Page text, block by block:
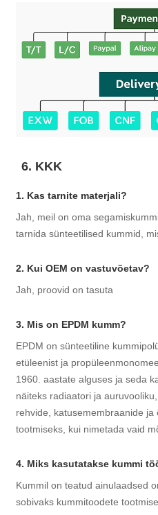
6. KKK
1. Kas tarnite materjali?
Jah, meil on oma
tarnida sünteetilised kummid,
2. Kui OEM on vastuvõetav?
Jah, proovid on tasuta
3. Mis on EPDM kumm?
EPDM on sünteetiline
etüleenist ja
1960. aastate alguses ja seda
näiteks radiaatori ja
rehvide, katusemembraanide ja
tootmiseks, kui nimetada vaid
4. Miks kasutatakse kummi
Kummil on teatud ainulaadsed
sobivaks kummitoodete